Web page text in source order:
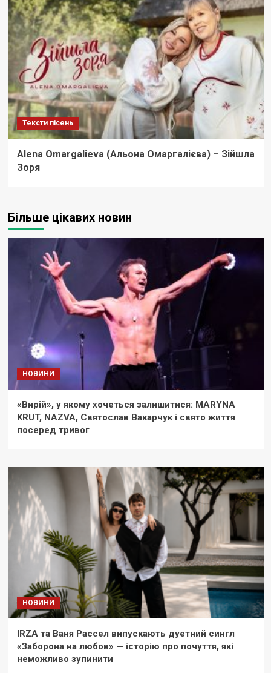
Тексти пісень
Alena Omargalieva (Альона Омаргалієва) – Зійшла
Зоря
Більше цікавих новин
НОВИНИ
«Вирій», у якому хочеться залишитися: MARYNA
KRUT, NAZVA, Святослав Вакарчук і свято життя
посеред тривог
НОВИНИ
IRZA та Ваня Рассел випускають дуетний сингл
«Заборона на любов» — історію про почуття, які
неможливо зупинити